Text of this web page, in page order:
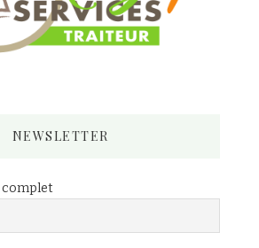
NEWSLETTER
complet